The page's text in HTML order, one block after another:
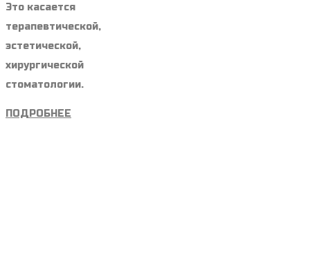
Это касается
терапевтической,
эстетической,
хирургической
стоматологии.
ПОДРОБНЕЕ